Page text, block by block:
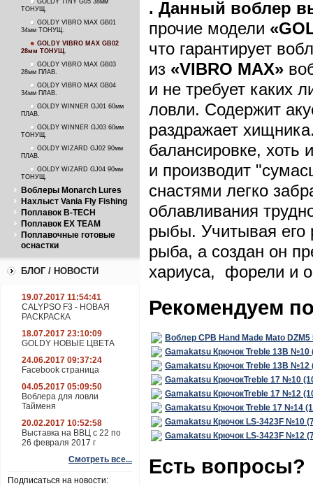
GOLDY TINY G05 38мм
ТОНУЩ.
GOLDY VIBRO MAX GB01
34мм ТОНУЩ.
GOLDY VIBRO MAX GB02
28мм ТОНУЩ.
GOLDY VIBRO MAX GB03
28мм ПЛАВ.
GOLDY VIBRO MAX GB04
34мм ПЛАВ.
GOLDY WINNER GJ01 60мм
ПЛАВ.
GOLDY WINNER GJ03 60мм
ТОНУЩ.
GOLDY WIZARD GJ02 90мм
ПЛАВ.
GOLDY WIZARD GJ04 90мм
ТОНУЩ.
Воблеры Monarch Lures
Нахлыст Vania Fly Fishing
Поплавок B-TECH
Поплавок EX TEAM
Поплавочные готовые
оснастки
БЛОГ / НОВОСТИ
19.07.2017 11:54:41
CALYPSO F3 - НОВАЯ
РАСКРАСКА
18.07.2017 23:10:09
GOLDY НОВЫЕ ЦВЕТА
24.06.2017 09:37:24
Facebook страница
04.05.2017 05:09:50
Воблера для ловли
Тайменя
20.02.2017 10:52:58
Выставка на ВВЦ с 22 по
26 февраля 2017 г
Смотреть все...
Подписаться на новости:
. Данный воблер
прочие модели
что гарантирует
из «VIBRO MAX»
и не требует каких
ловли. Содержит
раздражает
балансировке, хоть
и производит
снастями легко
облавливания
рыбы. Учитывая его
рыба, а создан он
хариуса, форели и
Рекомендуем
Воблер CPB Hand Made Mato
Gamakatsu Крючок Treble 13B №10
Gamakatsu Крючок Treble 13B №12
Gamakatsu КрючокTreble 17 №10
Gamakatsu КрючокTreble 17 №12
Gamakatsu Крючок Treble 17 №14
Gamakatsu Крючок LS-3423F №10
Gamakatsu Крючок LS-3423F №12
Есть вопросы?